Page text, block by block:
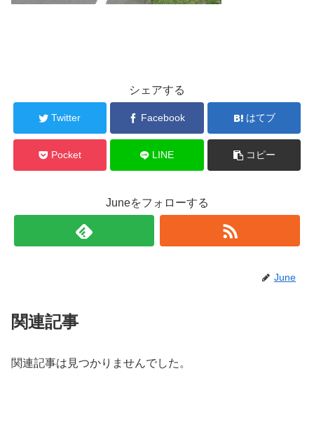
シェアする
Twitter Facebook はてブ
Pocket LINE コピー
Juneをフォローする
June
関連記事
関連記事は見つかりませんでした。